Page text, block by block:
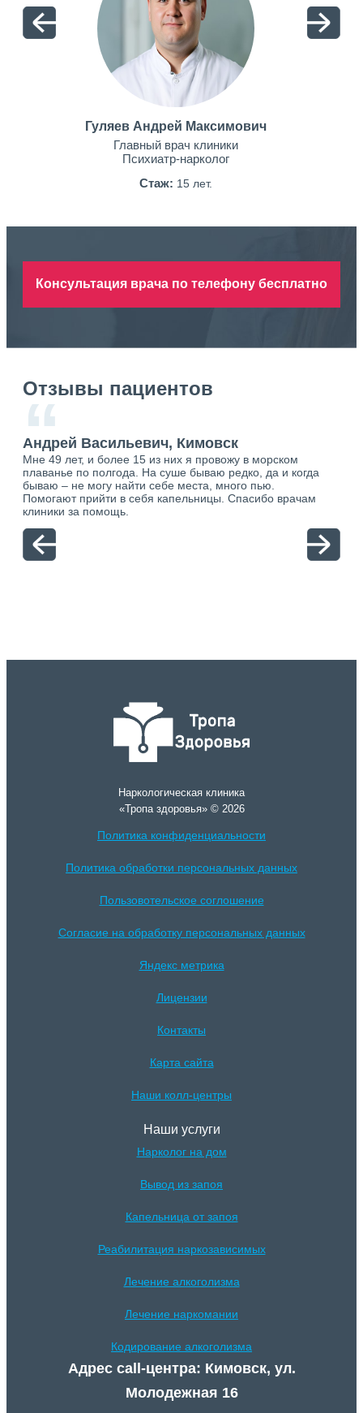
Гуляев Андрей Максимович
Главный врач клиники
Психиатр-нарколог
Стаж: 15 лет.
Консультация врача по телефону бесплатно
Отзывы пациентов
“
Андрей Васильевич, Кимовск
Мне 49 лет, и более 15 из них я провожу в морском
плаванье по полгода. На суше бываю редко, да и когда
бываю – не могу найти себе места, много пью.
Помогают прийти в себя капельницы. Спасибо врачам
клиники за помощь.
Наркологическая клиника
«Тропа здоровья» © 2026
Политика конфиденциальности
Политика обработки персональных данных
Пользовотельское соглошение
Согласие на обработку персональных данных
Яндекс метрика
Лицензии
Контакты
Карта сайта
Наши колл-центры
Наши услуги
Нарколог на дом
Вывод из запоя
Капельница от запоя
Реабилитация наркозависимых
Лечение алкоголизма
Лечение наркомании
Кодирование алкоголизма
Адрес call-центра: Кимовск, ул.
Молодежная 16